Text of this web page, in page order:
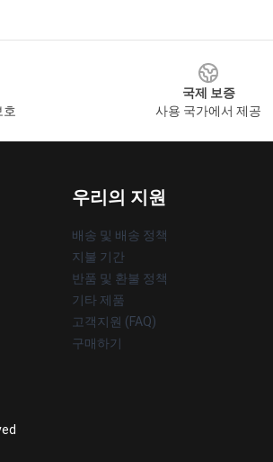
호
국제 보증
사용 국가에서 제공
우리의 지원
배송 및 배송 정책
지불 기간
반품 및 환불 정책
기타 제품
고객지원 (FAQ)
구매하기